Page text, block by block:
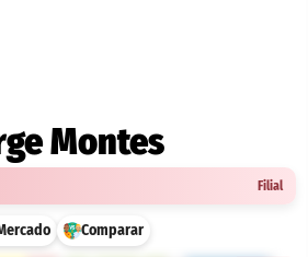
Montes
Filial
Comparar